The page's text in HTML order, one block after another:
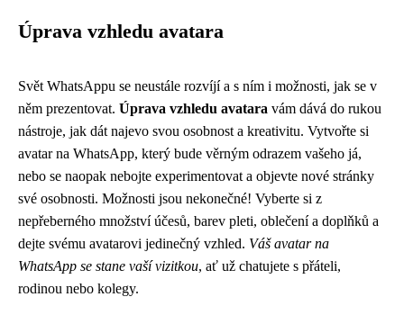
Úprava vzhledu avatara
Svět WhatsAppu se neustále rozvíjí a s ním i možnosti, jak se v
něm prezentovat. Úprava vzhledu avatara vám dává do rukou
nástroje, jak dát najevo svou osobnost a kreativitu. Vytvořte si
avatar na WhatsApp, který bude věrným odrazem vašeho já,
nebo se naopak nebojte experimentovat a objevte nové stránky
své osobnosti. Možnosti jsou nekonečné! Vyberte si z
nepřeberného množství účesů, barev pleti, oblečení a doplňků a
dejte svému avatarovi jedinečný vzhled. Váš avatar na
WhatsApp se stane vaší vizitkou, ať už chatujete s přáteli,
rodinou nebo kolegy.